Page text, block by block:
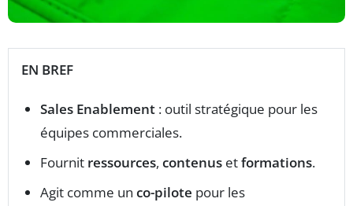
EN BREF
Sales Enablement : outil stratégique pour les
équipes commerciales.
Fournit ressources, contenus etformations.
Agit comme un co-pilote pour les